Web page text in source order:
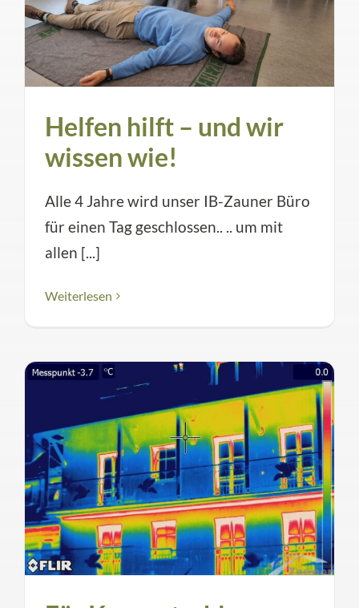
Helfen hilft – und wir
wissen wie!
Alle 4 Jahre wird unser IB-Zauner Büro
für einen Tag geschlossen.. .. um mit
allen [...]
Weiterlesen